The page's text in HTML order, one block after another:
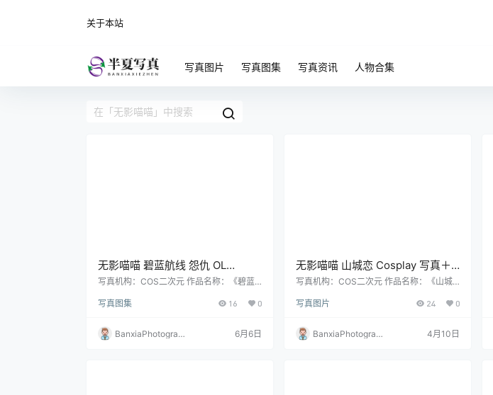
关于本站
写真图片 写真图集 写真资讯 人物合集
无影喵喵 碧蓝航线 怨仇 OL
Cosplay 写真大全｜超清图集
写真机构：COS二次元 作品名称：《碧蓝
数量：155P｜2V 资源大小：3.42GB
写真图集 16 0
BanxiaPhotograp
6月6日
无影喵喵 山城恋 Cosplay 写真＋
视频合集｜人气角色摄影作品
写真机构：COS二次元 作品名称：《山城
｜4V 资源大小：613MB
写真图片 24 0
BanxiaPhotograp
4月10日